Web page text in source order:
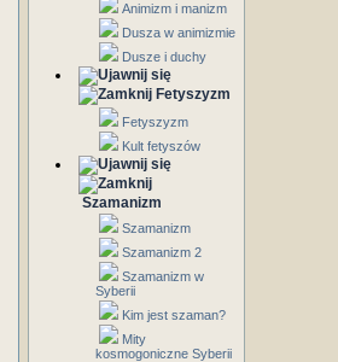
Animizm i manizm
Dusza w animizmie
Dusze i duchy
Fetyszyzm
Fetyszyzm
Kult fetyszów
Szamanizm
Szamanizm
Szamanizm 2
Szamanizm w
Syberii
Kim jest szaman?
Mity
kosmogoniczne Syberii